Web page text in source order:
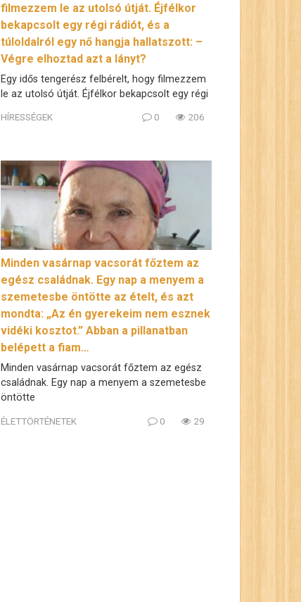
filmezzem le az utolsó útját. Éjfélkor
bekapcsolt egy régi rádiót, és a
túloldalról egy nő hangja hallatszott: –
Végre elhoztad azt a lányt?
Egy idős tengerész felbérelt, hogy filmezzem
le az utolsó útját. Éjfélkor bekapcsolt egy régi
HÍRESSÉGEK 0 206
Minden vasárnap vacsorát főztem az
egész családnak. Egy nap a menyem a
szemetesbe öntötte az ételt, és azt
mondta: „Az én gyerekeim nem esznek
vidéki kosztot.” Abban a pillanatban
belépett a fiam…
Minden vasárnap vacsorát főztem az egész
családnak. Egy nap a menyem a szemetesbe
öntötte
ÉLETTÖRTÉNETEK 0 29